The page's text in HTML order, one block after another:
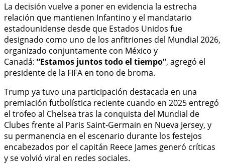
La decisión vuelve a poner en evidencia la estrecha
relación que mantienen Infantino y el mandatario
estadounidense desde que Estados Unidos fue
designado como uno de los anfitriones del Mundial 2026,
organizado conjuntamente con México y
Canadá: “Estamos juntos todo el tiempo”, agregó el
presidente de la FIFA en tono de broma.
Trump ya tuvo una participación destacada en una
premiación futbolística reciente cuando en 2025 entregó
el trofeo al Chelsea tras la conquista del Mundial de
Clubes frente al Paris Saint-Germain en Nueva Jersey, y
su permanencia en el escenario durante los festejos
encabezados por el capitán Reece James generó críticas
y se volvió viral en redes sociales.